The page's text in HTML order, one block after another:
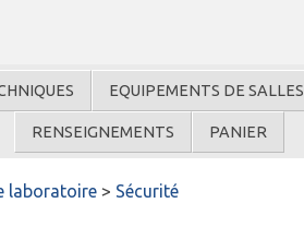
EQUIPEMENTS DE SALLES
RENSEIGNEMENTS PANIER
laboratoire > Sécurité